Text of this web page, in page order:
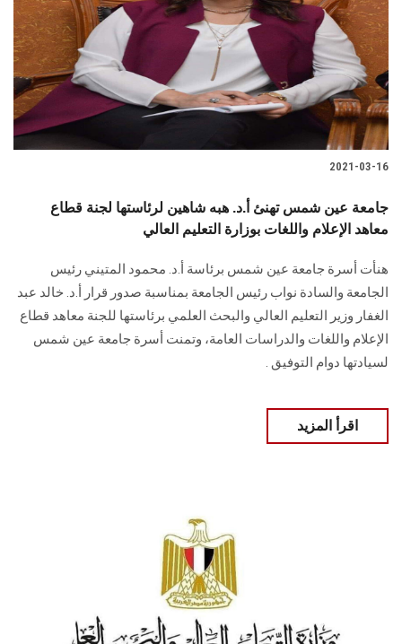
2021-03-16
جامعة عين شمس تهنئ أ.د. هبه شاهين لرئاستها لجنة قطاع
معاهد الإعلام واللغات بوزارة التعليم العالي
هنأت أسرة جامعة عين شمس برئاسة أ.د. محمود المتيني رئيس
الجامعة والسادة نواب رئيس الجامعة بمناسبة صدور قرار أ.د. خالد عبد
الغفار وزير التعليم العالي والبحث العلمي برئاستها للجنة معاهد قطاع
الإعلام واللغات والدراسات العامة، وتمنت أسرة جامعة عين شمس
لسيادتها دوام التوفيق .
اقرأ المزيد